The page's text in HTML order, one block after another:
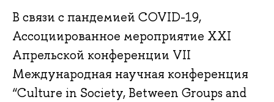
В связи с пандемией COVID-19,
Ассоциированное мероприятие XXI
Апрельской конференции VII
Международная научная конференция
“Culture in Society, Between Groups and